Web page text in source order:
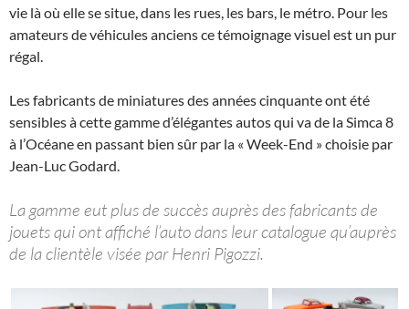
vie là où elle se situe, dans les rues, les bars, le métro. Pour les
amateurs de véhicules anciens ce témoignage visuel est un pur
régal.
Les fabricants de miniatures des années cinquante ont été
sensibles à cette gamme d’élégantes autos qui va de la Simca 8
à l’Océane en passant bien sûr par la « Week-End » choisie par
Jean-Luc Godard.
La gamme eut plus de succès auprès des fabricants de
jouets qui ont affiché l’auto dans leur catalogue qu’auprès
de la clientèle visée par Henri Pigozzi.